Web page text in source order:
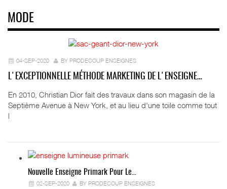
MODE
04-SEP-2020 BY PRODECOUP ENSEIGNES
L'EXCEPTIONNELLE MÉTHODE MARKETING DE L'ENSEIGNE…
En 2010, Christian Dior fait des travaux dans son magasin de la
Septième Avenue à New York, et au lieu d'une toile comme tout
l
Nouvelle Enseigne Primark Pour Le…
02-SEP-2020 BY PRODECOUP ENSEIGNES